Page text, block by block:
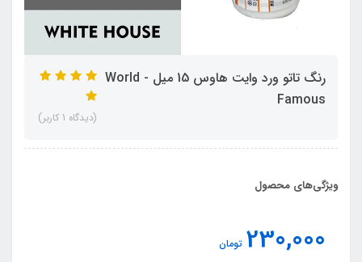
رنگ تاتو ورد وایت هاوس 15 میل - World
Famous
(دیدگاه 1 کاربر)
ویژگی‌های محصول
230,000 تومان